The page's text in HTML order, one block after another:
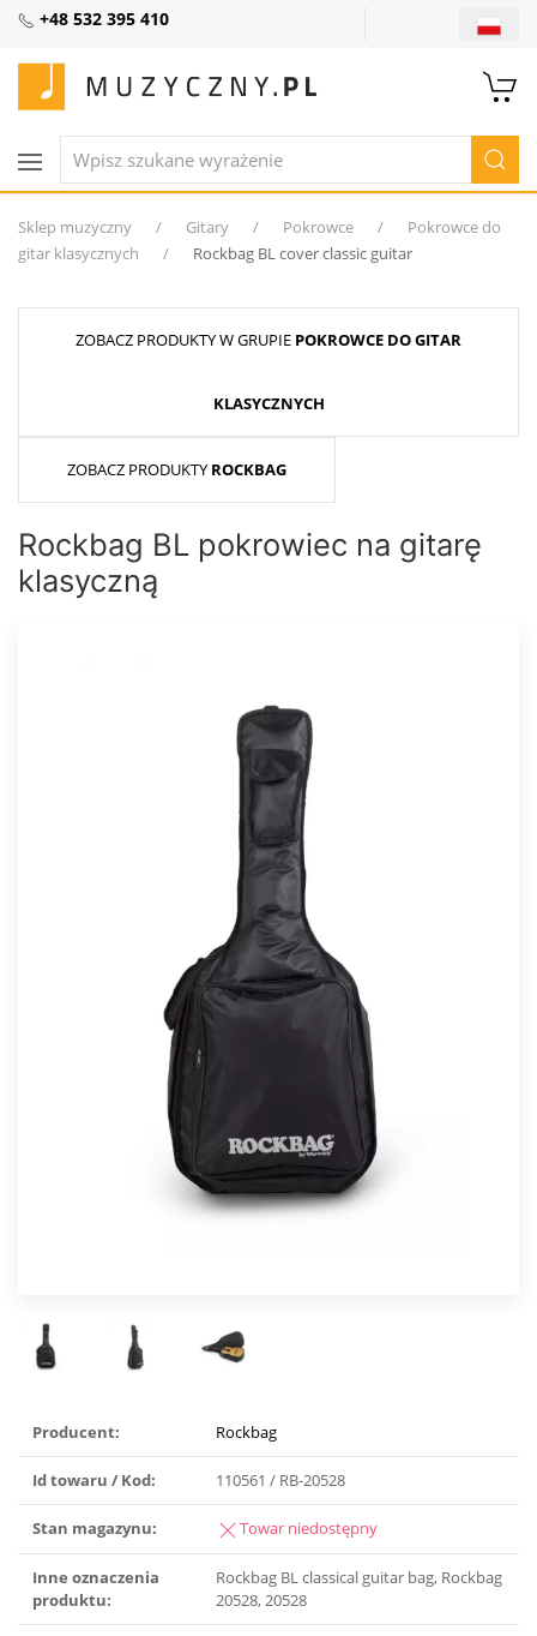
+48 532 395 410
Sklep muzyczny Gitary Pokrowce
Pokrowce do
gitar klasycznych
Rockbag BL cover classic guitar
ZOBACZ PRODUKTY W GRUPIE POKROWCE DO GITAR
KLASYCZNYCH
ZOBACZ PRODUKTY ROCKBAG
Rockbag BL pokrowiec na gitarę
klasyczną
Producent: Rockbag
Id towaru / Kod: 110561 / RB-20528
Stan magazynu: Towar niedostępny
Inne oznaczenia
produktu:
Rockbag BL classical guitar bag, Rockbag
20528, 20528